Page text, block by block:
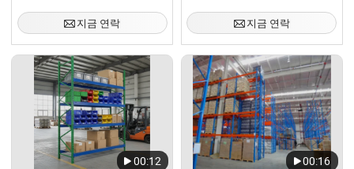
지금 연락 지금 연락
00:12 00:16